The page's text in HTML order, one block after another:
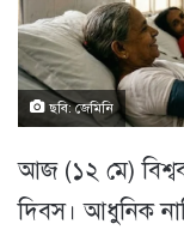
ছবি: জেমিনি
আজ (১২ মে)
দিবস। আধুনিক